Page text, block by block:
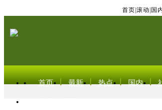
首页 滚动 国
首页 最新 热点 国内